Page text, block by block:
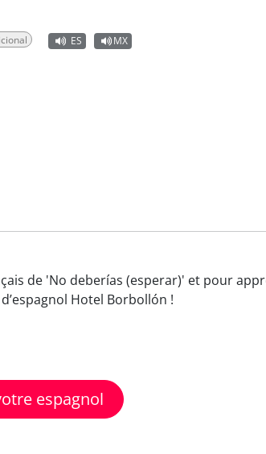
ES MX
de 'No deberías (esperar)' et pour
Hotel Borbollón !
espagnol